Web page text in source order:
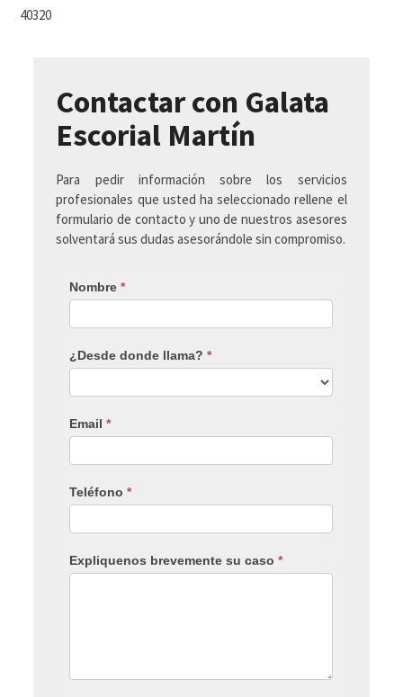
40320
Contactar con Galata
Escorial Martín
Para pedir información sobre los servicios
profesionales que usted ha seleccionado rellene el
formulario de contacto y uno de nuestros asesores
solventará sus dudas asesorándole sin compromiso.
Nombre*
¿Desde donde llama?*
Email*
Teléfono*
Expliquenos brevemente su caso*